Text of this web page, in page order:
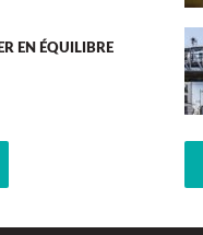
EN ÉQUILIBRE